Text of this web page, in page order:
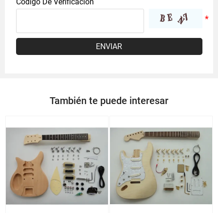
ENVIAR
También te puede interesar